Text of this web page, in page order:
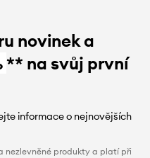
novinek a
** na svůj první
informace o nejnovějších
nezlevněné produkty a platí při